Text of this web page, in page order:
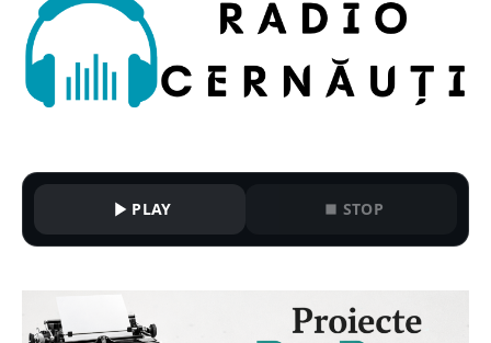
PLAY STOP